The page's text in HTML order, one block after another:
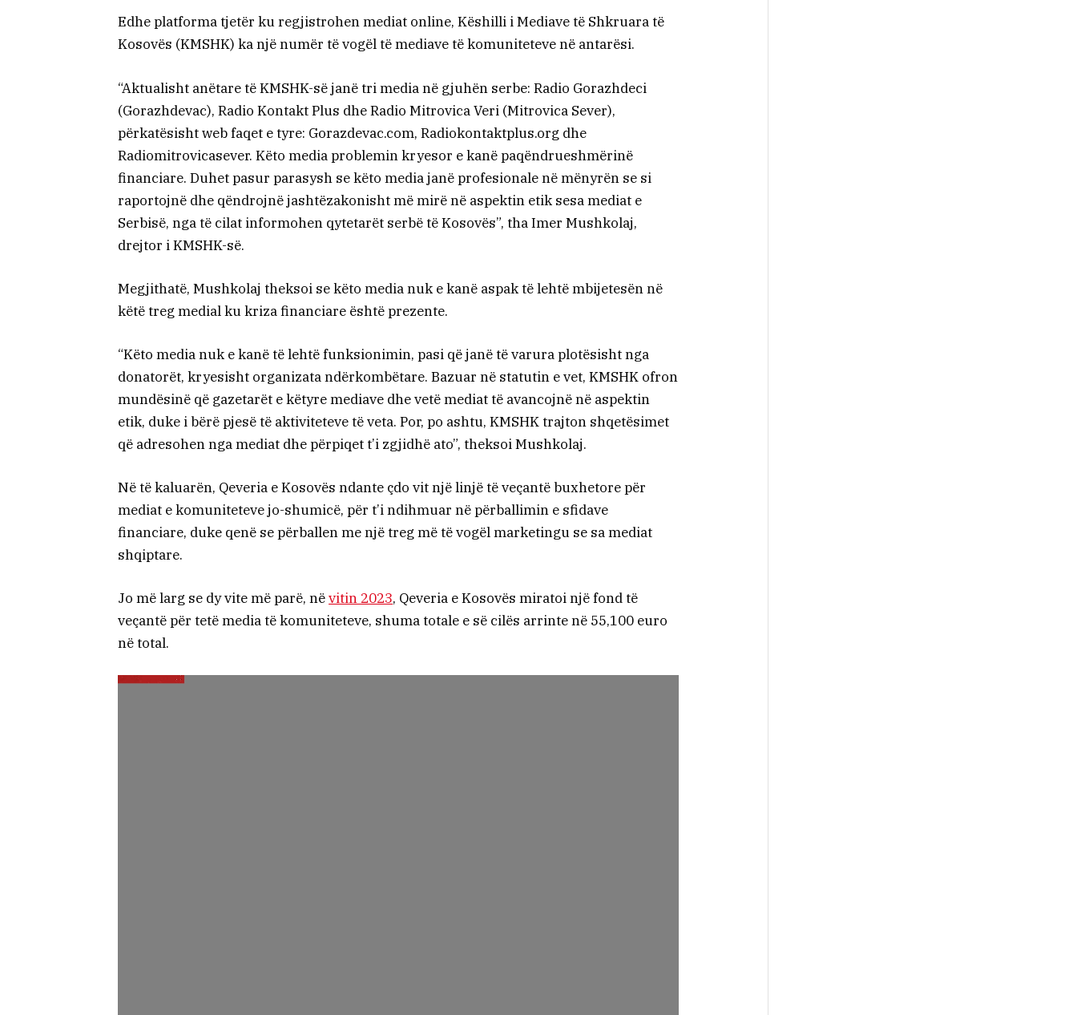
Edhe platforma tjetër ku regjistrohen mediat online, Këshilli i Mediave të Shkruara të
Kosovës (KMSHK) ka një numër të vogël të mediave të komuniteteve në antarësi.
“Aktualisht anëtare të KMSHK-së janë tri media në gjuhën serbe: Radio Gorazhdeci
(Gorazhdevac), Radio Kontakt Plus dhe Radio Mitrovica Veri (Mitrovica Sever),
përkatësisht web faqet e tyre: Gorazdevac.com, Radiokontaktplus.org dhe
Radiomitrovicasever. Këto media problemin kryesor e kanë paqëndrueshmërinë
financiare. Duhet pasur parasysh se këto media janë profesionale në mënyrën se si
raportojnë dhe qëndrojnë jashtëzakonisht më mirë në aspektin etik sesa mediat e
Serbisë, nga të cilat informohen qytetarët serbë të Kosovës”, tha Imer Mushkolaj,
drejtor i KMSHK-së.
Megjithatë, Mushkolaj theksoi se këto media nuk e kanë aspak të lehtë mbijetesën në
këtë treg medial ku kriza financiare është prezente.
“Këto media nuk e kanë të lehtë funksionimin, pasi që janë të varura plotësisht nga
donatorët, kryesisht organizata ndërkombëtare. Bazuar në statutin e vet, KMSHK ofron
mundësinë që gazetarët e këtyre mediave dhe vetë mediat të avancojnë në aspektin
etik, duke i bërë pjesë të aktiviteteve të veta. Por, po ashtu, KMSHK trajton shqetësimet
që adresohen nga mediat dhe përpiqet t’i zgjidhë ato”, theksoi Mushkolaj.
Në të kaluarën, Qeveria e Kosovës ndante çdo vit një linjë të veçantë buxhetore për
mediat e komuniteteve jo-shumicë, për t’i ndihmuar në përballimin e sfidave
financiare, duke qenë se përballen me një treg më të vogël marketingu se sa mediat
shqiptare.
Jo më larg se dy vite më parë, nëvitin 2023, Qeveria e Kosovës miratoi një fond të
veçantë për tetë media të komuniteteve, shuma totale e së cilës arrinte në 55,100 euro
në total.